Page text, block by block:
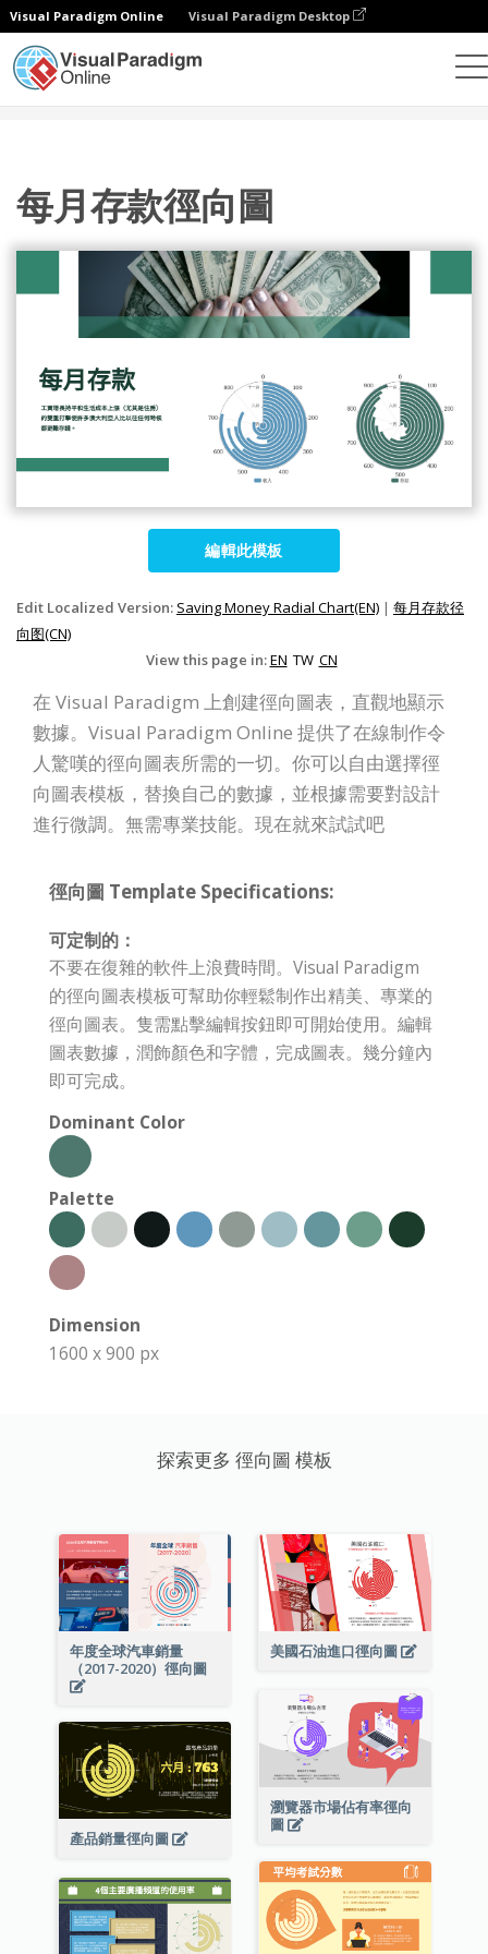
Visual Paradigm Online Visual Paradigm Desktop
每月存款徑向圖
編輯此模板
Edit Localized Version: Saving Money Radial Chart(EN) | 每月存款径
向图(CN)
View this page in:EN TW CN
在 Visual Paradigm 上創建徑向圖表，直觀地顯示
數據。Visual Paradigm Online 提供了在線制作令
人驚嘆的徑向圖表所需的一切。你可以自由選擇徑
向圖表模板，替換自己的數據，並根據需要對設計
進行微調。無需專業技能。現在就來試試吧
徑向圖 Template Specifications:
可定制的：
不要在復雜的軟件上浪費時間。Visual Paradigm
的徑向圖表模板可幫助你輕鬆制作出精美、專業的
徑向圖表。隻需點擊編輯按鈕即可開始使用。編輯
圖表數據，潤飾顏色和字體，完成圖表。幾分鐘內
即可完成。
Dominant Color
Palette
Dimension
1600 x 900 px
探索更多 徑向圖 模板
年度全球汽車銷量
（2017-2020）徑向圖
美國石油進口徑向圖
瀏覽器市場佔有率徑向
圖
產品銷量徑向圖